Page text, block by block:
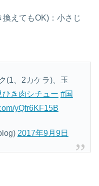
えてもOK)：小さじ
(1、2カケラ)、玉
ひき肉シチュー #国
yQfr6KF15B
2017年9月9日